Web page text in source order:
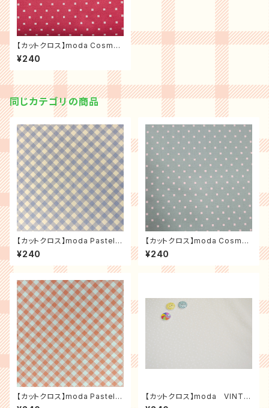
【カットクロス】moda Cosmo
Dot スクエアドット（ローズ）
¥240
同じカテゴリの商品
【カットクロス】moda Pastel P
rairie バイアスチェック（ミスト）
¥240
【カットクロス】moda Cosmo
Dot スクエアドット（グリーン）
¥240
【カットクロス】moda Pastel P
rairie バイアスチェック（コーラ
【カットクロス】moda VINTA
GE クロスマーク（生成り）